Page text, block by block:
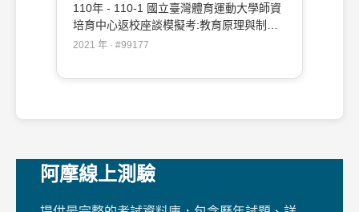
110年 - 110-1 國立臺灣體育運動大學師資
培育中心返校座談模擬考:教育原理與制度
#99177
2021 年 · #99177
阿摩線上測驗